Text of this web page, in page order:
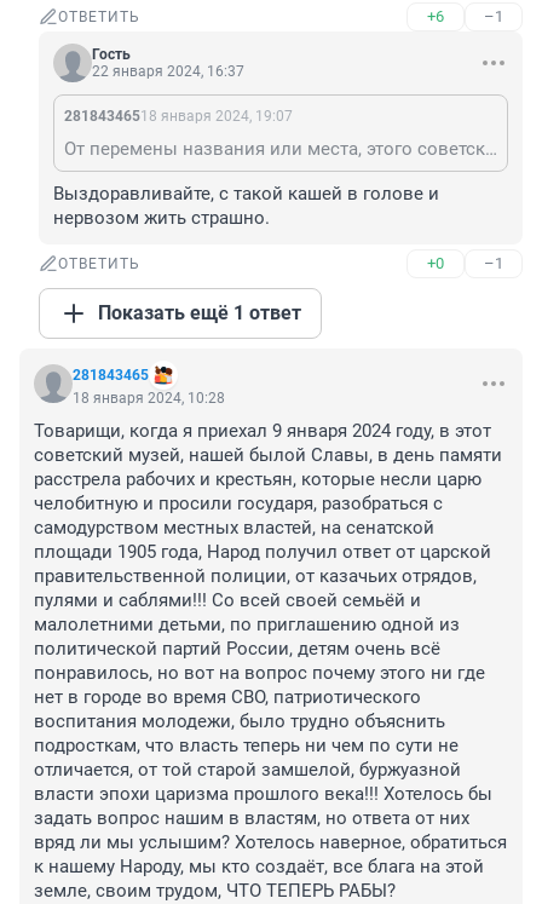
ОТВЕТИТЬ +6 –1
Гость
22 января 2024, 16:37
28184346518 января 2024, 19:07
От перемены названия или места, этого советского музея, ни чего в нашей жизни не измениться...Можно попробовать изменить нашу жизнь, участвуя в буржуазных выборах первого лица государства, нас большинство в нашей стране, которое и пострадало от захвата власти буржуазией, можем организованно прийти ногами на выборы в последний день голосования 17 числа, хоть там нету наших кандидатов, но всё таки мы можем проголосовать против всех, ставя кресты на против всех фамилий в этом скорбном списке, на фоне которых, ВВП смотрится хоть какой то фигурой, нужно нашим буржуям не оставить пустых бюллетеней, для подтасовки результатов...И не участвовать в электронном голосовании (ДЭГ), там проверить ни кто ни чего не сможем, там не зависимо от нашего нажатия клавиш, победит буржуазный лидер...
Выздоравливайте, с такой кашей в голове и
нервозом жить страшно.
ОТВЕТИТЬ +0 –1
Показать ещё 1 ответ
281843465
18 января 2024, 10:28
Товарищи, когда я приехал 9 января 2024 году, в этот
советский музей, нашей былой Славы, в день памяти
расстрела рабочих и крестьян, которые несли царю
челобитную и просили государя, разобраться с
самодурством местных властей, на сенатской
площади 1905 года, Народ получил ответ от царской
правительственной полиции, от казачьих отрядов,
пулями и саблями!!! Со всей своей семьёй и
малолетними детьми, по приглашению одной из
политической партий России, детям очень всё
понравилось, но вот на вопрос почему этого ни где
нет в городе во время СВО, патриотического
воспитания молодежи, было трудно объяснить
подросткам, что власть теперь ни чем по сути не
отличается, от той старой замшелой, буржуазной
власти эпохи царизма прошлого века!!! Хотелось бы
задать вопрос нашим в властям, но ответа от них
вряд ли мы услышим? Хотелось наверное, обратиться
к нашему Народу, мы кто создаёт, все блага на этой
земле, своим трудом, ЧТО ТЕПЕРЬ РАБЫ?